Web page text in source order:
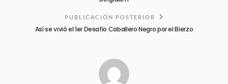
PUBLICACIÓN POSTERIOR
Así se vivió el 1er Desafío Caballero Negro por el Bierzo